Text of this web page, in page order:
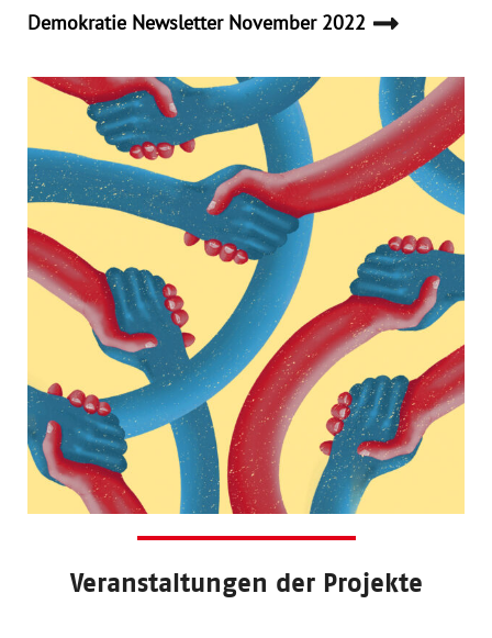
Demokratie Newsletter November 2022
Veranstaltungen der Projekte